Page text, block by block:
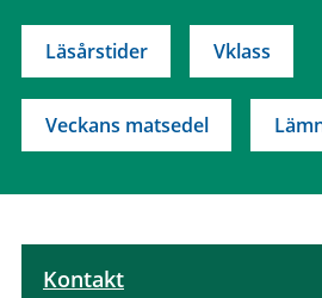
Läsårstider Vklass
Veckans matsedel
Kontakt